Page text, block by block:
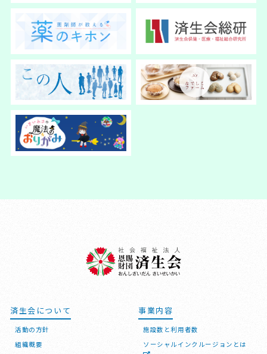
済生会について
活動の方針
組織概要
事業内容
施設数と利用者数
ソーシャルインクルージョンとは